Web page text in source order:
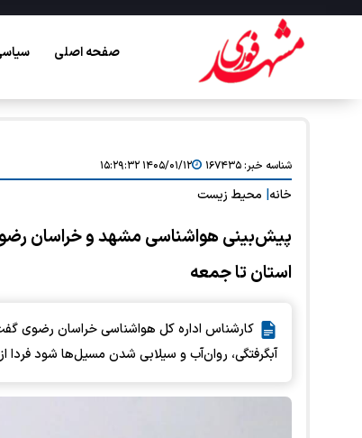
صفحه اصلی
شناسه خبر:۱۶۷۴۳۵ ۱۴۰۵/۰۱/۱۲ ۱۵:۲۹:۳۲
خانه محیط زیست
استان تا جمعه
کارشناس اداره کل هواشناسی خراسان رضوی
آبگرفتگی، روان‌آب و سیلابی شدن مسیل‌ها شود